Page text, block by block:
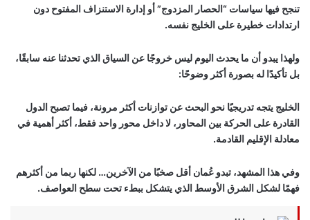
تنجح فيها سياسات “الحصار المزدوج” أو إدارة الاستنزاف المفتوح دون
ارتدادات خطيرة على الخليج نفسه.
ولهذا يبدو أن ما يحدث اليوم ليس خروجًا عن السياق الذي تحدثنا عنه سابقًا،
بل تأكيدًا له بصورة أكثر وضوحًا:
الخليج يتجه تدريجيًا نحو البحث عن توازنات أكثر مرونة، فيما تصبح الدول
القادرة على الحركة بين المحاور، لا داخل محور واحد فقط، أكثر أهمية في
معادلة الإقليم القادمة.
وفي هذا المشهد، تبدو عُمان أقل صخبًا من الآخرين… لكنها ربما من أكثرهم
فهمًا لشكل الشرق الأوسط الذي يتشكل ببطء تحت سطح العواصف.